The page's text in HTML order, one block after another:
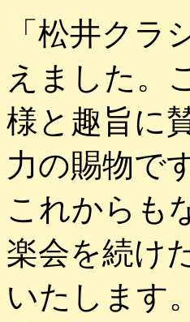
「松井クラ
えました。
様と趣旨に
力の賜物で
これからも
楽会を続け
いたします。